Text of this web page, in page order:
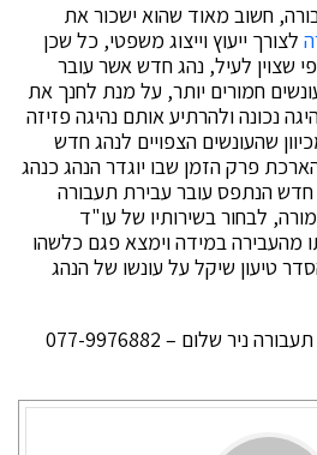
חשוב מאוד שהוא ישכור את
לצורך ייעוץ וייצוג משפטי, כל שכן
שצוין לעיל, נהג חדש אשר עובר
חמורים יותר, על מנת לחנך את
נכונה ולהרתיע אותם נהיגה פזיזה
שהעונשים הצפויים לנהג חדש
פרק הזמן שבו יוגדר הנהג כנהג
הנתפס עובר עבירת תעבורה
לבחור בשירותיו של עו"ד
מהעבירה במידה וימצא פגם כלשהו
טיעון שיקל על עונשו של הנהג
שלום – 077-9976882